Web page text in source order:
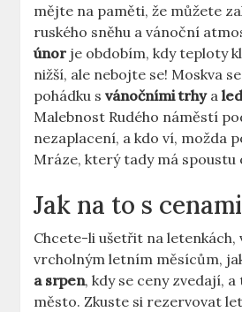
mějte na paměti, že můžete
ruského sněhu a vánoční
únor je obdobím, kdy teploty
nižší, ale nebojte se! Moskva
pohádku svánočními trhya
Malebnost Rudého náměstí
nezaplacení, a kdo ví, možda
Mráze, který tady má spoustu
Jak na to s
Chcete-li ušetřit na letenkách,
vrcholným letním měsícům,
a srpen, kdy se ceny zvedají,
město. Zkuste si rezervovat